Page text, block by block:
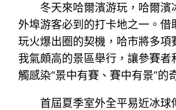
冬天來哈爾濱游玩，哈爾濱
外埠游客必到的打卡地之一。借
玩火爆出圈的契機，哈市將多項
我氣頗高的景區舉行，讓參賽者
觸感染“景中有賽、賽中有景”的
首屆夏季室外全平易近冰球